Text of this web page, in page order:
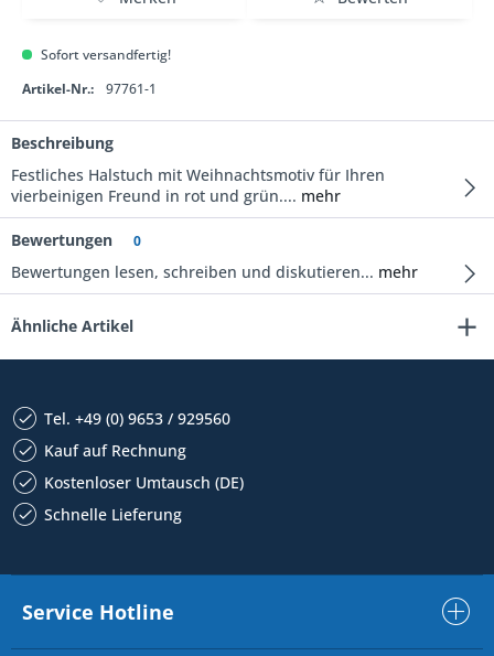
Sofort versandfertig!
Artikel-Nr.:
97761-1
Beschreibung
Festliches Halstuch mit Weihnachtsmotiv für Ihren
vierbeinigen Freund in rot und grün.... mehr
Bewertungen 0
Bewertungen lesen, schreiben und diskutieren... mehr
Ähnliche Artikel
Tel. +49 (0) 9653 / 929560
Kauf auf Rechnung
Kostenloser Umtausch (DE)
Schnelle Lieferung
Service Hotline